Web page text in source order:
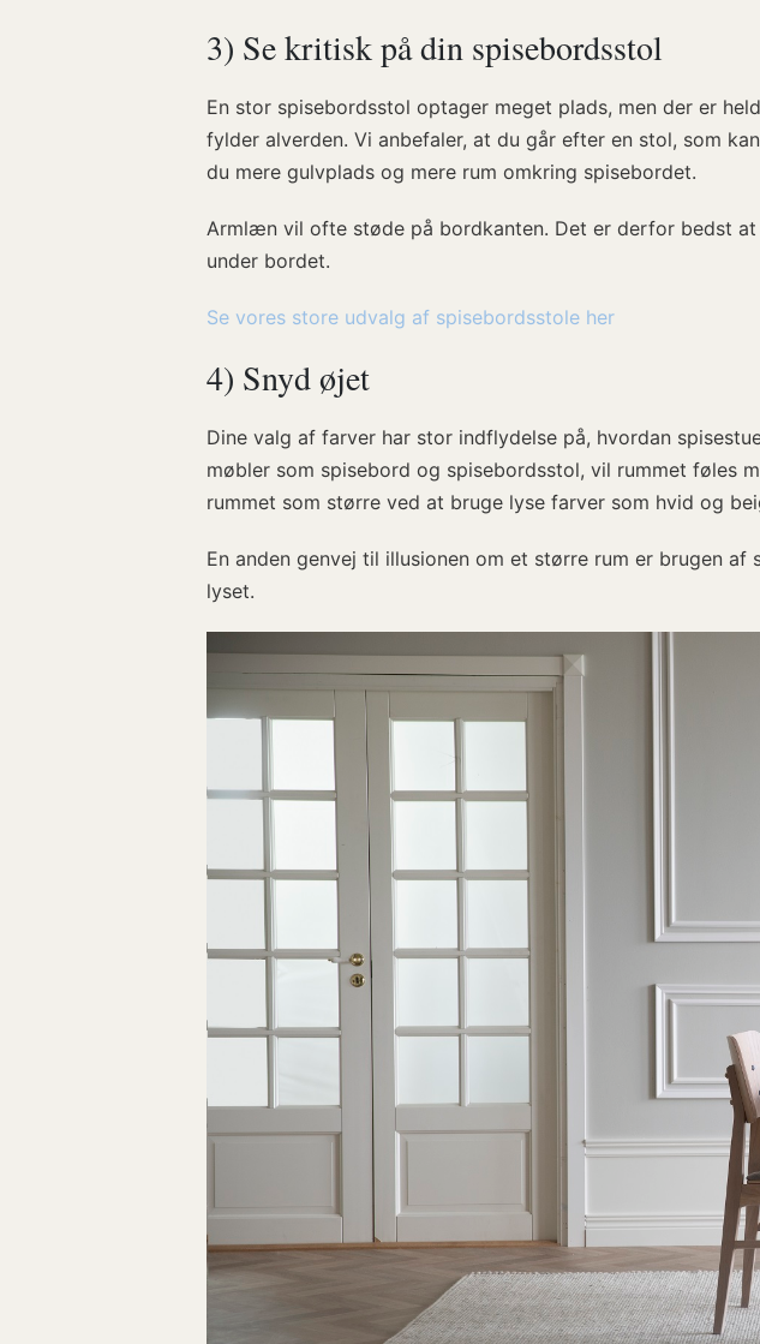
3) Se kritisk på din spisebordsstol
En stor spisebordsstol optager meget plads, men der er
fylder alverden. Vi anbefaler, at du går efter en stol, som
du mere gulvplads og mere rum omkring spisebordet.
Armlæn vil ofte støde på bordkanten. Det er derfor bedst
under bordet.
Se vores store udvalg af spisebordsstole her
4) Snyd øjet
Dine valg af farver har stor indflydelse på, hvordan
møbler som spisebord og spisebordsstol, vil rummet føles
rummet som større ved at bruge lyse farver som hvid og
En anden genvej til illusionen om et større rum er brugen
lyset.